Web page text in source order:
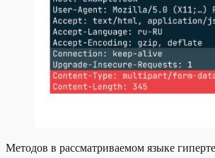
Методов в рассматриваемом языке